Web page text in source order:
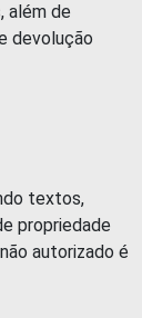
além de
devolução
textos,
propriedade
autorizado é